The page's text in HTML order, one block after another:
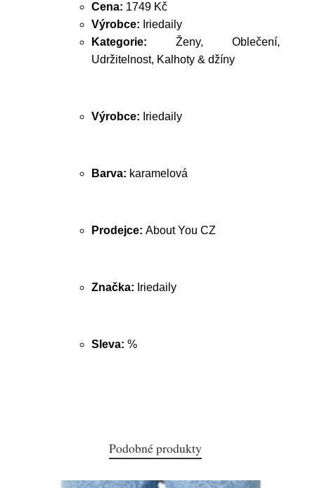
Cena: 1749 Kč
Výrobce: Iriedaily
Kategorie: Ženy, Oblečení,
Udržitelnost, Kalhoty & džíny
Výrobce: Iriedaily
Barva: karamelová
Prodejce: About You CZ
Značka: Iriedaily
Sleva: %
Podobné produkty